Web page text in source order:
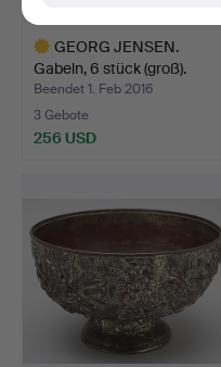
GEORG JENSEN.
Gabeln, 6 stück (groß).
Beendet 1. Feb 2016
3 Gebote
256 USD